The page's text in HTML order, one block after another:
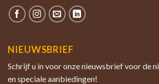
NIEUWSBRIEF
Schrijf u in voor onze nieuwsbrief voor de
en speciale aanbiedingen!